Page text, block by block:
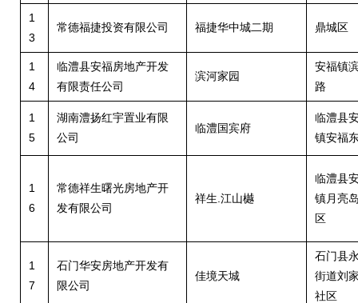
1
3
常德福捷投资有限公司 福捷华中城二期 鼎城区
1
4
临澧县安福房地产开发
有限责任公司
滨河家园
安福镇
路
1
5
湖南澧扬红宇置业有限
公司
临澧国宾府
临澧县
镇安福
1
6
常德祥生曙光房地产开
发有限公司
祥生.江山樾
临澧县
镇月亮
区
1
7
石门华安房地产开发有
限公司
佳境天城
石门县
街道刘
社区